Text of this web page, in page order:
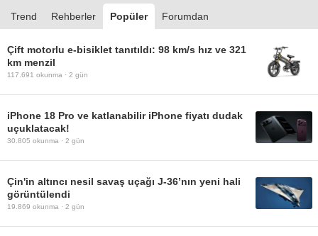
Trend Rehberler Popüler Forumdan
Çift motorlu e-bisiklet tanıtıldı: 98 km/s hız ve 321
km menzil
117.691 okunma · 2 gün
iPhone 18 Pro ve katlanabilir iPhone fiyatı dudak
uçuklatacak!
30.805 okunma · 2 gün
Çin'in altıncı nesil savaş uçağı J-36’nın yeni hali
görüntülendi
19.869 okunma · 2 gün